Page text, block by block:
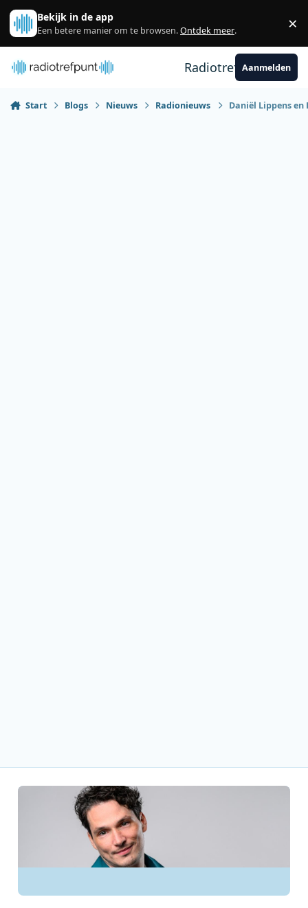
Spring naar bijdragen
Bekijk in de app
Een betere manier om te browsen.Ontdek meer. ×
RadiotrefpuntAanmelden
Start Blogs Nieuws Radionieuws Daniël Lippens